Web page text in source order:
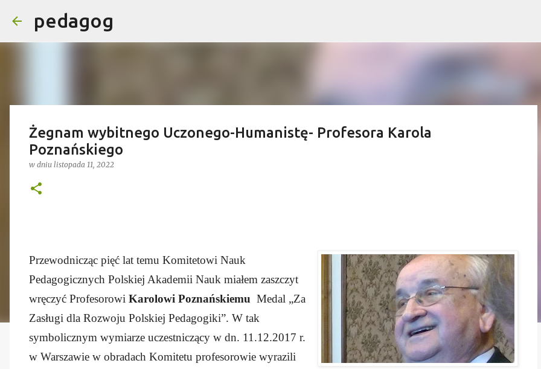
pedagog
Żegnam wybitnego Uczonego-Humanistę- Profesora Karola
Poznańskiego
w dniu listopada 11, 2022
Przewodnicząc pięć lat temu Komitetowi Nauk
Pedagogicznych Polskiej Akademii Nauk miałem zaszczyt
wręczyć Profesorowi Karolowi Poznańskiemu Medal „Za
Zasługi dla Rozwoju Polskiej Pedagogiki”. W tak
symbolicznym wymiarze uczestniczący w dn. 11.12.2017 r.
w Warszawie w obradach Komitetu profesorowie wyrazili